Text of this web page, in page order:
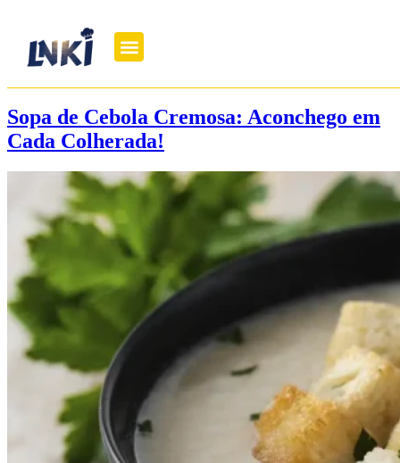
Sopa de Cebola Cremosa: Aconchego em
Cada Colherada!